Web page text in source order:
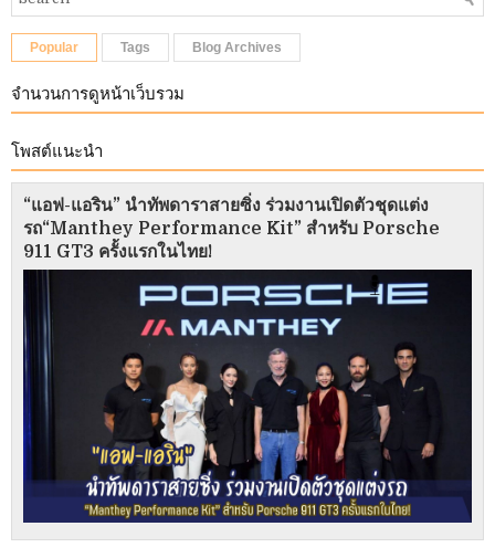
Popular Tags Blog Archives
จำนวนการดูหน้าเว็บรวม
โพสต์แนะนำ
“แอฟ-แอริน” นำทัพดาราสายซิ่ง ร่วมงานเปิดตัวชุดแต่ง
รถ“Manthey Performance Kit” สำหรับ Porsche
911 GT3 ครั้งแรกในไทย!